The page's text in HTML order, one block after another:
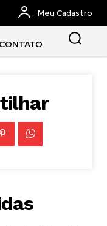
Meu Cadastro
CONTATO